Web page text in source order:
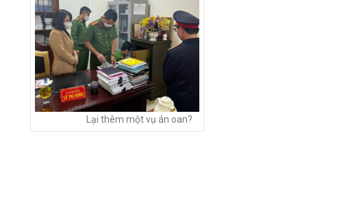
Lại thêm một vụ án oan?